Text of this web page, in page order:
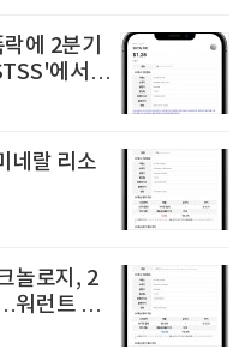
에 2분기
에서
네랄 리소
놀로지, 2
워런트 행